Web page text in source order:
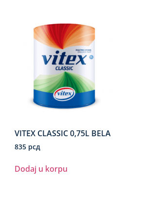
VITEX CLASSIC 0,75L BELA
835 рсд
Dodaj u korpu